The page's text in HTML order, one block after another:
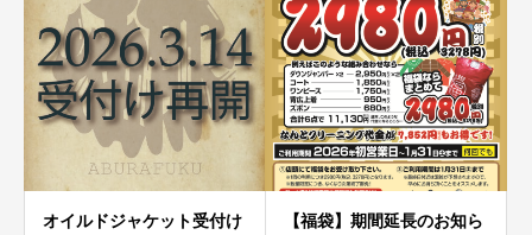
オイルドジャケット受付け
【福袋】期間延長のお知ら